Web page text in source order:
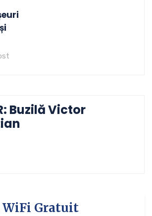
Buzilă Victor
WiFi Gratuit